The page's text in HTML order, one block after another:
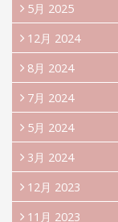
5月 2025
12月 2024
8月 2024
7月 2024
5月 2024
3月 2024
12月 2023
11月 2023